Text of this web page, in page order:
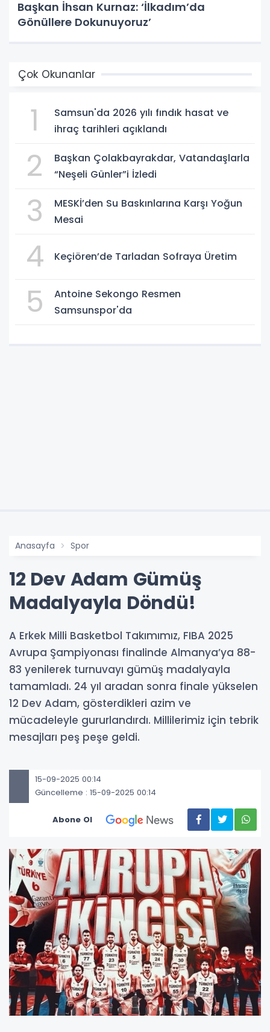
Başkan İhsan Kurnaz: ‘İlkadım’da
Gönüllere Dokunuyoruz’
Çok Okunanlar
1
Samsun'da 2026 yılı fındık hasat ve
ihraç tarihleri açıklandı
2
Başkan Çolakbayrakdar, Vatandaşlarla
“Neşeli Günler”i İzledi
3
MESKİ’den Su Baskınlarına Karşı Yoğun
Mesai
4 Keçiören’de Tarladan Sofraya Üretim
5
Antoine Sekongo Resmen
Samsunspor'da
Anasayfa Spor
12 Dev Adam Gümüş
Madalyayla Döndü!
A Erkek Milli Basketbol Takımımız, FIBA 2025
Avrupa Şampiyonası finalinde Almanya’ya 88-
83 yenilerek turnuvayı gümüş madalyayla
tamamladı. 24 yıl aradan sonra finale yükselen
12 Dev Adam, gösterdikleri azim ve
mücadeleyle gururlandırdı. Millilerimiz için tebrik
mesajları peş peşe geldi.
15-09-2025 00:14
Güncelleme : 15-09-2025 00:14
Abone Ol